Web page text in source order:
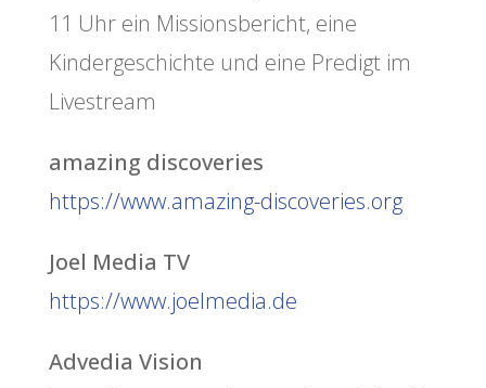
11 Uhr ein Missionsbericht, eine
Kindergeschichte und eine Predigt im
Livestream
amazing discoveries
https://www.amazing-discoveries.org
Joel Media TV
https://www.joelmedia.de
Advedia Vision